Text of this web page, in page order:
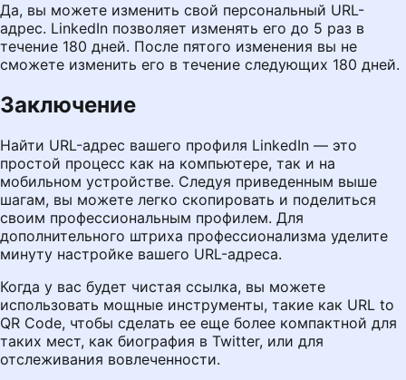
Да, вы можете изменить свой персональный URL-
адрес. LinkedIn позволяет изменять его до 5 раз в
течение 180 дней. После пятого изменения вы не
сможете изменить его в течение следующих 180 дней.
Заключение
Найти URL-адрес вашего профиля LinkedIn — это
простой процесс как на компьютере, так и на
мобильном устройстве. Следуя приведенным выше
шагам, вы можете легко скопировать и поделиться
своим профессиональным профилем. Для
дополнительного штриха профессионализма уделите
минуту настройке вашего URL-адреса.
Когда у вас будет чистая ссылка, вы можете
использовать мощные инструменты, такие как URL to
QR Code, чтобы сделать ее еще более компактной для
таких мест, как биография в Twitter, или для
отслеживания вовлеченности.